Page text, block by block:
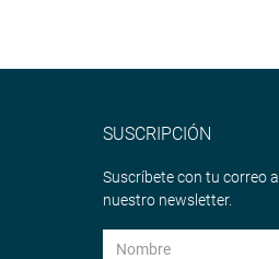
SUSCRIPCIÓN
Suscríbete con tu correo a
nuestro newsletter.